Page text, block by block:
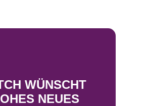
WÜNSCHT
NEUES